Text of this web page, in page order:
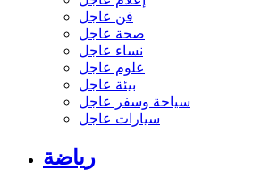
فن عاجل
صحة عاجل
نساء عاجل
علوم عاجل
بيئة عاجل
سياحة وسفر عاجل
سيارات عاجل
رياضة